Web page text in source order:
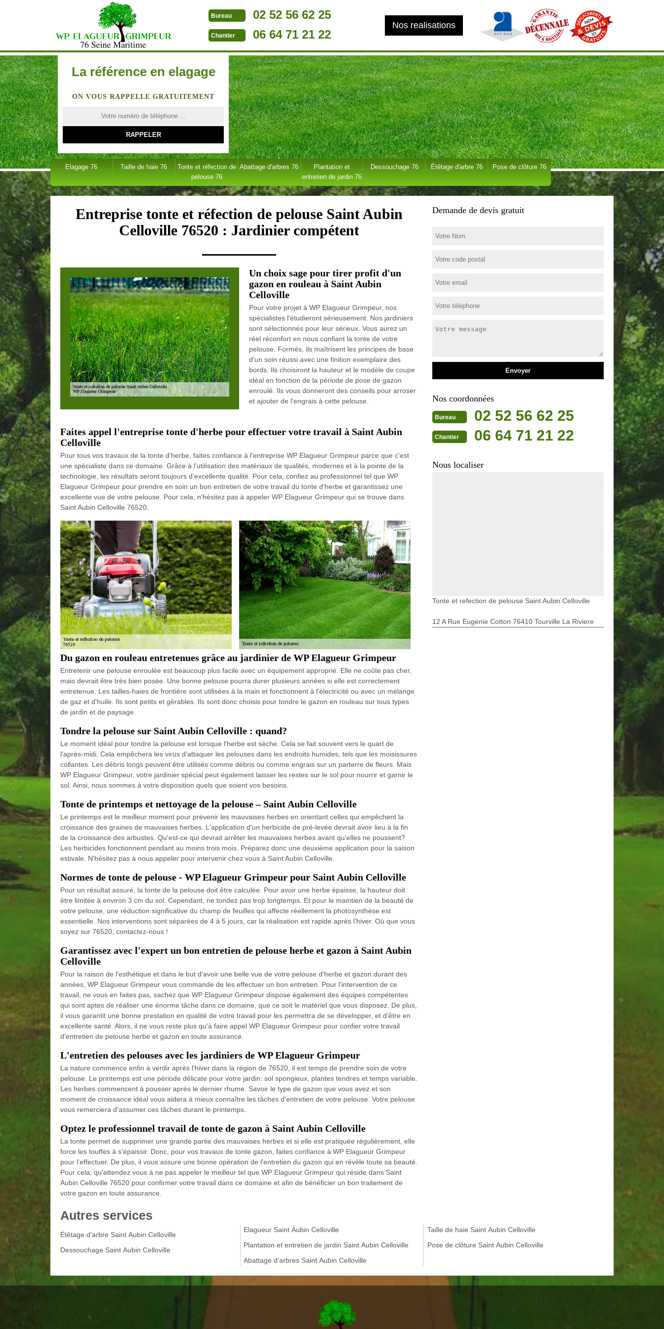
Bureau 02 52 56 62 25
Chantier 06 64 71 21 22
Nos realisations
La référence en elagage
ON VOUS RAPPELLE GRATUITEMENT
Elagage 76 Taille de haie 76
Tonte et réfection de
pelouse 76
Abattage d'arbres 76
Plantation et
entretien de jardin 76
Dessouchage 76 Étêtage d'arbre 76 Pose de clôture 76
Entreprise tonte et réfection de pelouse Saint Aubin
Celloville 76520 : Jardinier compétent
Un choix sage pour tirer profit d'un
gazon en rouleau à Saint Aubin
Celloville
Pour votre projet à WP Elagueur Grimpeur, nos
spécialistes l'étudieront sérieusement. Nos jardiniers
sont sélectionnés pour leur sérieux. Vous aurez un
réel réconfort en nous confiant la tonte de votre
pelouse. Formés, ils maîtrisent les principes de base
d’un soin réussi avec une finition exemplaire des
bords. Ils choisiront la hauteur et le modèle de coupe
idéal en fonction de la période de pose de gazon
enroulé. Ils vous donneront des conseils pour arroser
et ajouter de l'engrais à cette pelouse.
Faites appel l'entreprise tonte d'herbe pour effectuer votre travail à Saint Aubin
Celloville
Pour tous vos travaux de la tonte d'herbe, faites confiance à l'entreprise WP Elagueur Grimpeur parce que c'est
une spécialiste dans ce domaine. Grâce à l’utilisation des matériaux de qualités, modernes et à la pointe de la
technologie, les résultats seront toujours d’excellente qualité. Pour cela, confiez au professionnel tel que WP
Elagueur Grimpeur pour prendre en soin un bon entretien de votre travail du tonte d'herbe et garantissez une
excellente vue de votre pelouse. Pour cela, n'hésitez pas à appeler WP Elagueur Grimpeur qui se trouve dans
Saint Aubin Celloville 76520.
Du gazon en rouleau entretenues grâce au jardinier de WP Elagueur Grimpeur
Entretenir une pelouse enroulée est beaucoup plus facile avec un équipement approprié. Elle ne coûte pas cher,
mais devrait être très bien posée. Une bonne pelouse pourra durer plusieurs années si elle est correctement
entretenue. Les tailles-haies de frontière sont utilisées à la main et fonctionnent à l'électricité ou avec un mélange
de gaz et d'huile. Ils sont petits et gérables. Ils sont donc choisis pour tondre le gazon en rouleau sur tous types
de jardin et de paysage.
Tondre la pelouse sur Saint Aubin Celloville : quand?
Le moment idéal pour tondre la pelouse est lorsque l'herbe est sèche. Cela se fait souvent vers le quart de
l'après-midi. Cela empêchera les virus d'attaquer les pelouses dans les endroits humides, tels que les moisissures
collantes. Les débris longs peuvent être utilisés comme débris ou comme engrais sur un parterre de fleurs. Mais
WP Elagueur Grimpeur, votre jardinier spécial peut également laisser les restes sur le sol pour nourrir et garnir le
sol. Ainsi, nous sommes à votre disposition quels que soient vos besoins.
Tonte de printemps et nettoyage de la pelouse – Saint Aubin Celloville
Le printemps est le meilleur moment pour prévenir les mauvaises herbes en orientant celles qui empêchent la
croissance des graines de mauvaises herbes. L'application d'un herbicide de pré-levée devrait avoir lieu à la fin
de la croissance des arbustes. Qu'est-ce qui devrait arrêter les mauvaises herbes avant qu'elles ne poussent?
Les herbicides fonctionnent pendant au moins trois mois. Préparez donc une deuxième application pour la saison
estivale. N'hésitez pas à nous appeler pour intervenir chez vous à Saint Aubin Celloville.
Normes de tonte de pelouse - WP Elagueur Grimpeur pour Saint Aubin Celloville
Pour un résultat assuré, la tonte de la pelouse doit être calculée. Pour avoir une herbe épaisse, la hauteur doit
être limitée à environ 3 cm du sol. Cependant, ne tondez pas trop longtemps. Et pour le maintien de la beauté de
votre pelouse, une réduction significative du champ de feuilles qui affecte réellement la photosynthèse est
essentielle. Nos interventions sont séparées de 4 à 5 jours, car la réalisation est rapide après l’hiver. Où que vous
soyez sur 76520, contactez-nous !
Garantissez avec l'expert un bon entretien de pelouse herbe et gazon à Saint Aubin
Celloville
Pour la raison de l'esthétique et dans le but d'avoir une belle vue de votre pelouse d'herbe et gazon durant des
années, WP Elagueur Grimpeur vous commande de les effectuer un bon entretien. Pour l'intervention de ce
travail, ne vous en faites pas, sachez que WP Elagueur Grimpeur dispose également des équipes compétentes
qui sont aptes de réaliser une énorme tâche dans ce domaine, que ce soit le matériel que vous disposez. De plus,
il vous garantit une bonne prestation en qualité de votre travail pour les permettra de se développer, et d’être en
excellente santé. Alors, il ne vous reste plus qu'à faire appel WP Elagueur Grimpeur pour confier votre travail
d'entretien de pelouse herbe et gazon en toute assurance.
L'entretien des pelouses avec les jardiniers de WP Elagueur Grimpeur
La nature commence enfin à verdir après l’hiver dans la région de 76520, il est temps de prendre soin de votre
pelouse. Le printemps est une période délicate pour votre jardin: sol spongieux, plantes tendres et temps variable.
Les herbes commencent à pousser après le dernier rhume. Savoir le type de gazon que vous avez et son
moment de croissance idéal vous aidera à mieux connaître les tâches d'entretien de votre pelouse. Votre pelouse
vous remerciera d’assumer ces tâches durant le printemps.
Optez le professionnel travail de tonte de gazon à Saint Aubin Celloville
La tonte permet de supprimer une grande partie des mauvaises herbes et si elle est pratiquée régulièrement, elle
force les touffes à s'épaissir. Donc, pour vos travaux de tonte gazon, faites confiance à WP Elagueur Grimpeur
pour l'effectuer. De plus, il vous assure une bonne opération de l'entretien du gazon qui en révèle toute sa beauté.
Pour cela, qu'attendez vous à ne pas appeler le meilleur tel que WP Elagueur Grimpeur qui réside dans Saint
Aubin Celloville 76520 pour confirmer votre travail dans ce domaine et afin de bénéficier un bon traitement de
votre gazon en toute assurance.
Demande de devis gratuit
Nos coordonnées
Bureau 02 52 56 62 25
Chantier 06 64 71 21 22
Nous localiser
Tonte et refection de pelouse Saint Aubin Celloville
12 A Rue Eugenie Cotton 76410 Tourville La Riviere
Autres services
Étêtage d'arbre Saint Aubin Celloville
Dessouchage Saint Aubin Celloville
Elagueur Saint Aubin Celloville
Plantation et entretien de jardin Saint Aubin Celloville
Abattage d'arbres Saint Aubin Celloville
Taille de haie Saint Aubin Celloville
Pose de clôture Saint Aubin Celloville